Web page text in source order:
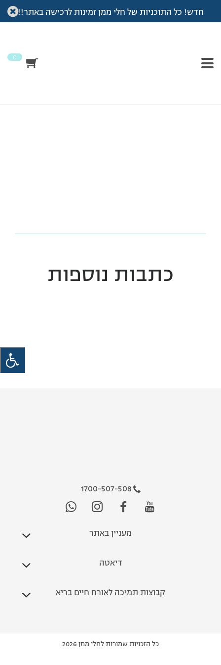
חדש! כל התוכניות של חלי ממן זמינות לרכישה באתר!!
0
עמוד הבית >סיפור ההצלחה של דורית עיני המנחה >
Image-1
כתבות נוספות
1700-507-508
מעניין באתר
דיאטה
קבוצות תמיכה לאורח חיים בריא
כל הזכויות שמורות לחלי ממן 2026